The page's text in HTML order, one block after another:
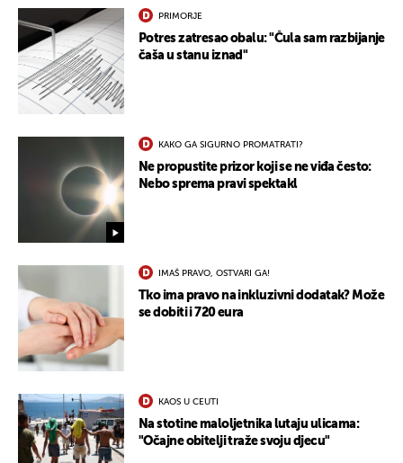
PRIMORJE
Potres zatresao obalu: "Čula sam razbijanje
čaša u stanu iznad"
KAKO GA SIGURNO PROMATRATI?
Ne propustite prizor koji se ne viđa često:
Nebo sprema pravi spektakl
IMAŠ PRAVO, OSTVARI GA!
Tko ima pravo na inkluzivni dodatak? Može
se dobiti i 720 eura
KAOS U CEUTI
Na stotine maloljetnika lutaju ulicama:
"Očajne obitelji traže svoju djecu"